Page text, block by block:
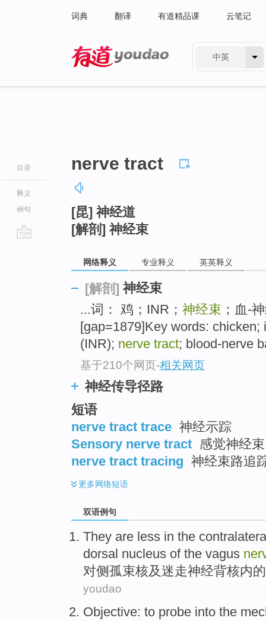
词典 翻译 有道精品课 云笔记
中英
目录
释义
例句
nerve tract
[昆] 神经道
[解剖] 神经束
网络释义 专业释义 英英释义
[解剖] 神经束
...词： 鸡；INR； 神经束 ；血-
[gap=1879]Key words:
(INR); nerve tract; blood-nerve
基于210个网页-相关网页
神经传导径路
短语
nerve tract trace 神经示踪
Sensory nerve tract 感觉神经束
nerve tract tracing 神经束路追
更多网络短语
双语例句
They are less in the
dorsal nucleus of the vagus
对侧孤束核及迷走神经背核内的
youdao
Objective: to probe into the